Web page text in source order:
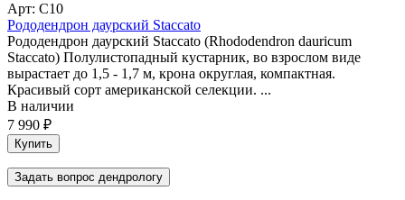
Арт: C10
Рододендрон даурский Staccato
Рододендрон даурский Staccato (Rhododendron dauricum
Staccato) Полулистопадный кустарник, во взрослом виде
вырастает до 1,5 - 1,7 м, крона округлая, компактная.
Красивый сорт американской селекции. ...
В наличии
7 990 ₽
Купить
Задать вопрос дендрологу